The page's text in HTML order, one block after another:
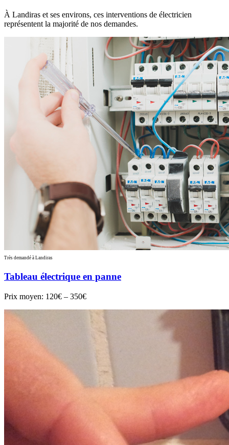
À Landiras et ses environs, ces interventions de électricien
représentent la majorité de nos demandes.
Très demandé à Landiras
Tableau électrique en panne
Prix moyen: 120€ – 350€